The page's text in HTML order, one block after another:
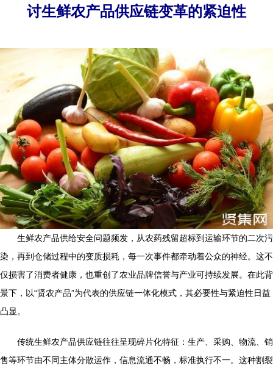
讨生鲜农产品供应链变革的紧迫性
生鲜农产品供给安全问题频发，从农药残留超标到运输环节的二次污
染，再到仓储过程中的变质损耗，每一次事件都牵动着公众的神经。这不
仅损害了消费者健康，也重创了农业品牌信誉与产业可持续发展。在此背
景下，以“贤农产品”为代表的供应链一体化模式，其必要性与紧迫性日益
凸显。
传统生鲜农产品供应链往往呈现碎片化特征：生产、采购、物流、销
售等环节由不同主体分散运作，信息流通不畅，标准执行不一。这种割裂